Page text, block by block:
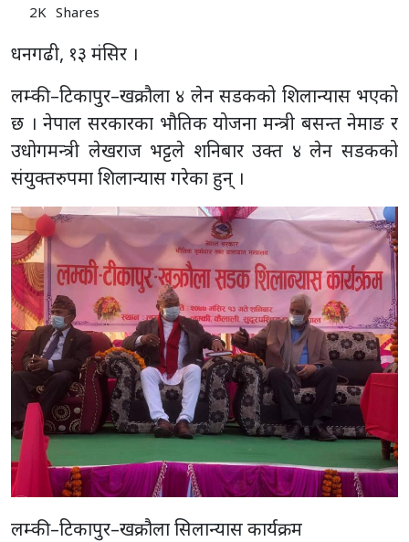
2K Shares
धनगढी, १३ मंसिर ।
लम्की–टिकापुर–खक्रौला ४ लेन सडकको शिलान्यास भएको
छ । नेपाल सरकारका भौतिक योजना मन्त्री बसन्त नेमाङ र
उधोगमन्त्री लेखराज भट्टले शनिबार उक्त ४ लेन सडकको
संयुक्तरुपमा शिलान्यास गरेका हुन् ।
लम्की–टिकापुर–खक्रौला सिलान्यास कार्यक्रम